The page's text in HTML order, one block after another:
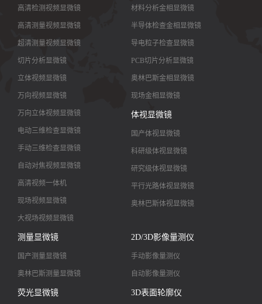
高清检测视频显微镜
高清测量视频显微镜
超清测量视频显微镜
切片分析显微镜
立体视频显微镜
万向视频显微镜
万向立体视频显微镜
电动三维检查显微镜
手动三维检查显微镜
自动对焦视频显微镜
高清视频一体机
现场视频显微镜
大视场视频显微镜
大景深视频显微镜
高清镜头
材料分析金相显微镜
半导体检查金相显微镜
导电粒子检查显微镜
PCB切片分析显微镜
奥林巴斯金相显微镜
现场金相显微镜
体视显微镜
国产体视显微镜
科研级体视显微镜
研究级体视显微镜
平行光路体视显微镜
奥林巴斯体视显微镜
测量显微镜
国产测量显微镜
奥林巴斯测量显微镜
荧光显微镜
2D/3D影像量测仪
手动影像量测仪
自动影像量测仪
3D表面轮廓仪